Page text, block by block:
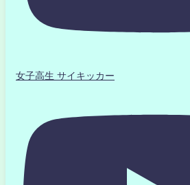
女子高生 サイキッカー